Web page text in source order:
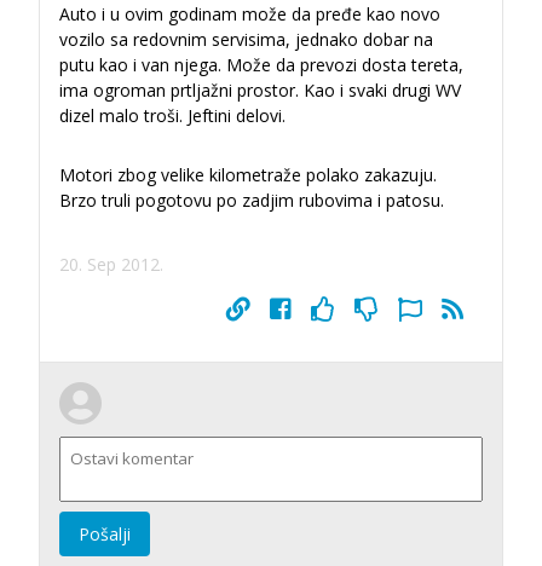
Auto i u ovim godinam može da pređe kao novo
vozilo sa redovnim servisima, jednako dobar na
putu kao i van njega. Može da prevozi dosta tereta,
ima ogroman prtljažni prostor. Kao i svaki drugi WV
dizel malo troši. Jeftini delovi.
Motori zbog velike kilometraže polako zakazuju.
Brzo truli pogotovu po zadjim rubovima i patosu.
20. Sep 2012.
Pošalji